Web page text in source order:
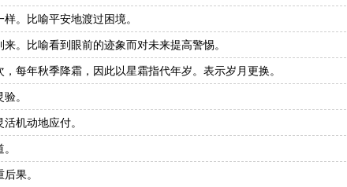
。比喻平安地渡过困境。
。比喻看到眼前的迹象而对未来提高警惕。
每年秋季降霜，因此以星霜指代年岁。表示岁月更换。
。
机动地应付。
果。